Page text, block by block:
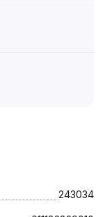
243034